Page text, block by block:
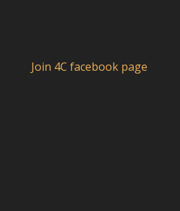
Join 4C facebook page